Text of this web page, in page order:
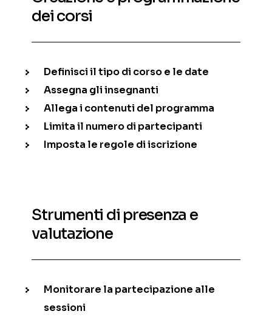
dei corsi
Definisci il tipo di corso e le date
Assegna gli insegnanti
Allega i contenuti del programma
Limita il numero di partecipanti
Imposta le regole di iscrizione
Strumenti di presenza e
valutazione
Monitorare la partecipazione alle
sessioni